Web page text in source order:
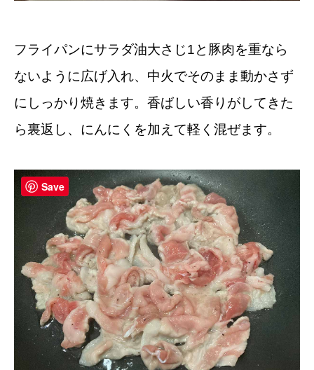
フライパンにサラダ油大さじ1と豚肉を重なら
ないように広げ入れ、中火でそのまま動かさず
にしっかり焼きます。香ばしい香りがしてきた
ら裏返し、にんにくを加えて軽く混ぜます。
Save